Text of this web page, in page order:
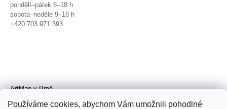
Používáme cookies, abychom Vám umožnili pohodlné
pondělí–pátek 8–18 h
sobota–neděle 9–18 h
+420 703 971 393
ArtMap v Brně